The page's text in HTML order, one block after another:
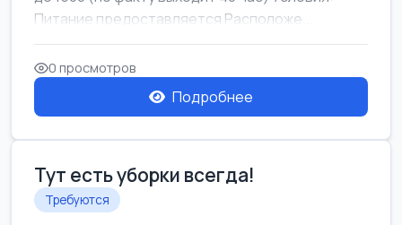
Питание предоставляется Расположе...
0 просмотров
Подробнее
Тут есть уборки всегда!
Требуются